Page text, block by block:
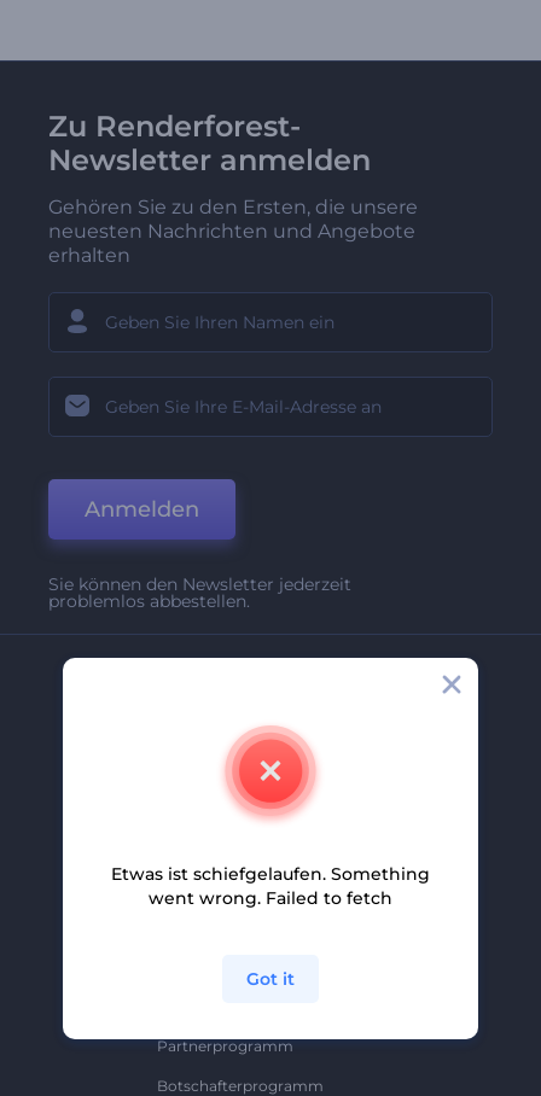
Zu Renderforest-
Newsletter anmelden
Gehören Sie zu den Ersten, die unsere
neuesten Nachrichten und Angebote
erhalten
Anmelden
Sie können den Newsletter jederzeit
problemlos abbestellen.
Partnerprogramm
Partnerprogramm
Botschafterprogramm
Etwas ist schiefgelaufen. Something
went wrong. Failed to fetch
Got it